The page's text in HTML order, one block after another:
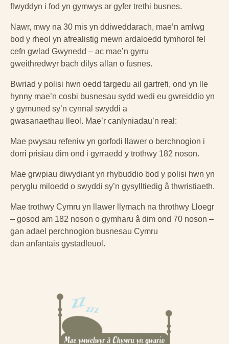
flwyddyn i fod yn gymwys ar gyfer trethi busnes.
Nawr, mwy na 30 mis yn ddiweddarach, mae’n amlwg
bod y rheol yn afrealistig mewn ardaloedd tymhorol fel
cefn gwlad Gwynedd – ac mae’n gyrru
gweithredwyr bach dilys allan o fusnes.
Bwriad y polisi hwn oedd targedu ail gartrefi, ond yn lle
hynny mae’n cosbi busnesau sydd wedi eu gwreiddio yn
y gymuned sy’n cynnal swyddi a
gwasanaethau lleol. Mae’r canlyniadau’n real:
Mae pwysau refeniw yn gorfodi llawer o berchnogion i
dorri prisiau dim ond i gyrraedd y trothwy 182 noson.
Mae grwpiau diwydiant yn rhybuddio bod y polisi hwn yn
peryglu miloedd o swyddi sy’n gysylltiedig â thwristiaeth.
Mae trothwy Cymru yn llawer llymach na throthwy Lloegr
– gosod am 182 noson o gymharu â dim ond 70 noson –
gan adael perchnogion busnesau Cymru
dan anfantais gystadleuol.